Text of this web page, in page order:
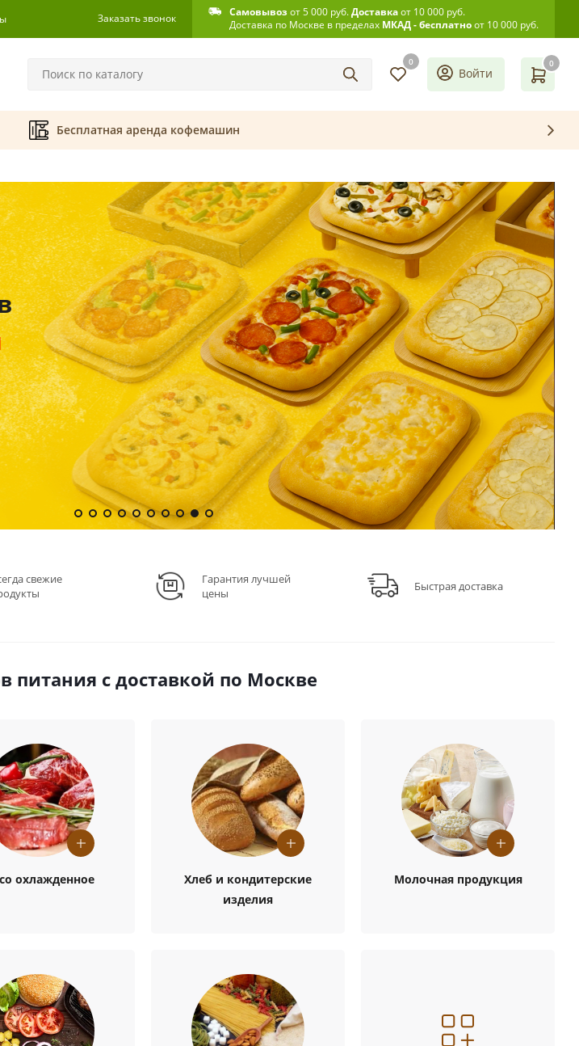
Заказать звонок Самовывозот 5 000 руб.Доставкаот 10 000 руб.
Доставка по Москве в пределах МКАД - бесплатноот 10 000 руб.
0 0
Войти
Бесплатная аренда кофемашин
под ваши цели.
свежие
Гарантия лучшей
цены
Быстрая доставка
питания с доставкой по Москве
охлажденное
Хлеб и кондитерские
изделия
Молочная продукция